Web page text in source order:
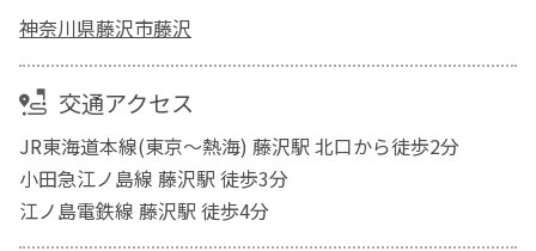
神奈川県藤沢市藤沢
交通アクセス
JR東海道本線(東京～熱海) 藤沢駅 北口から徒歩2分
小田急江ノ島線 藤沢駅 徒歩3分
江ノ島電鉄線 藤沢駅 徒歩4分